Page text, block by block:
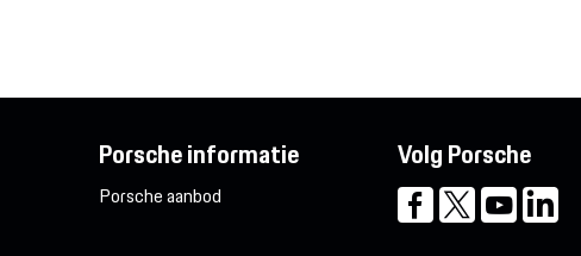
Porsche informatie
Porsche aanbod
Volg Porsche